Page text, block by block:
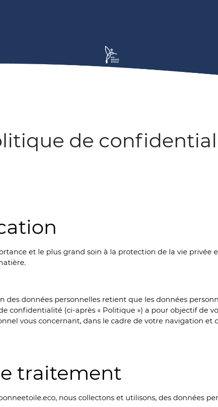
de
et le plus grand soin à la protection de la vie privée
données personnelles retient que les données
confidentialité (ci-après « Politique ») a pour objectif de
vous concernant, dans le cadre de votre navigation et
traitement
nous collectons et utilisons, des données